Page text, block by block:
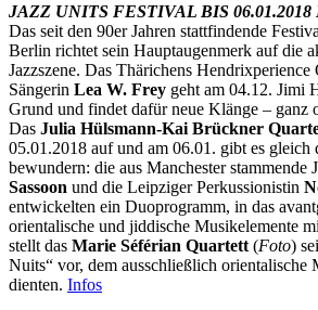
JAZZ UNITS FESTIVAL BIS
Das seit den 90er Jahren stattfindende
Berlin richtet sein Hauptaugenmerk auf die
Jazzszene. Das Thärichens Hendrixperience
Sängerin Lea W. Frey geht am 04.12. Jimi
Grund und findet dafür neue Klänge – ganz
Das Julia Hülsmann-Kai Brückner
05.01.2018 auf und am 06.01. gibt es gleich
bewundern: die aus Manchester stammende
Sassoon und die Leipziger Perkussionistin
entwickelten ein Duoprogramm, in das
orientalische und jiddische Musikelemente
stellt das Marie Séférian Quartett (Foto)
Nuits“ vor, dem ausschließlich orientalische
dienten. Infos